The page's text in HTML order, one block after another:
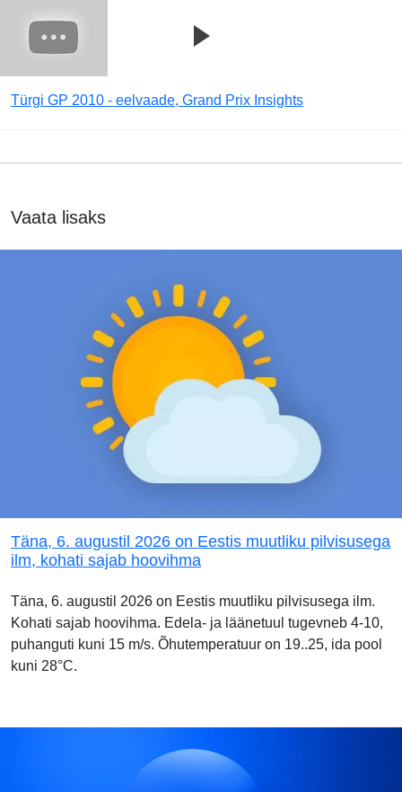
Türgi GP 2010 - eelvaade, Grand Prix Insights
Vaata lisaks
Täna, 6. augustil 2026 on Eestis muutliku pilvisusega
ilm, kohati sajab hoovihma
Täna, 6. augustil 2026 on Eestis muutliku pilvisusega ilm.
Kohati sajab hoovihma. Edela- ja läänetuul tugevneb 4-10,
puhanguti kuni 15 m/s. Õhutemperatuur on 19..25, ida pool
kuni 28°C.